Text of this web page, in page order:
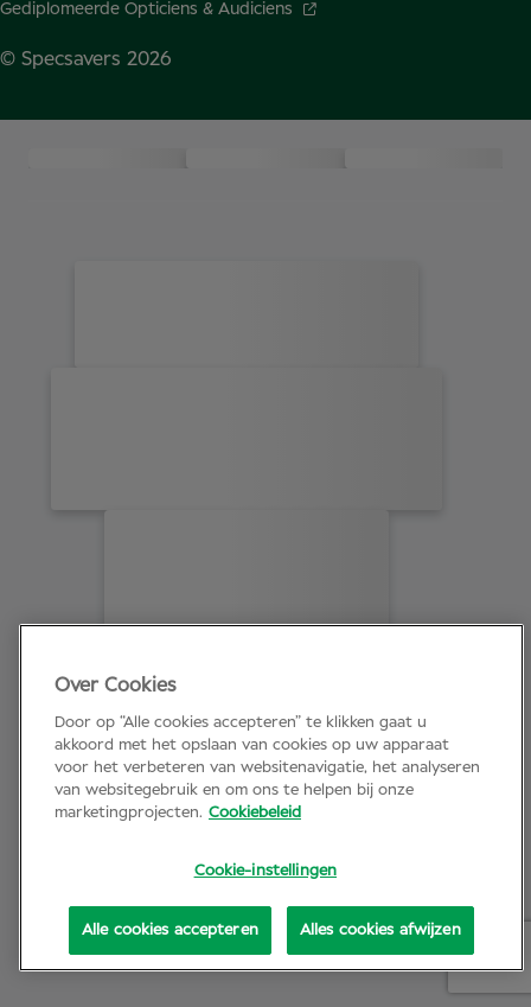
Gediplomeerde Opticiens & Audiciens
© Specsavers 2026
Over Cookies
Door op “Alle cookies accepteren” te klikken gaat u
akkoord met het opslaan van cookies op uw apparaat
voor het verbeteren van websitenavigatie, het analyseren
van websitegebruik en om ons te helpen bij onze
marketingprojecten. Cookiebeleid
Cookie-instellingen
Alles cookies afwijzen
Alle cookies accepteren